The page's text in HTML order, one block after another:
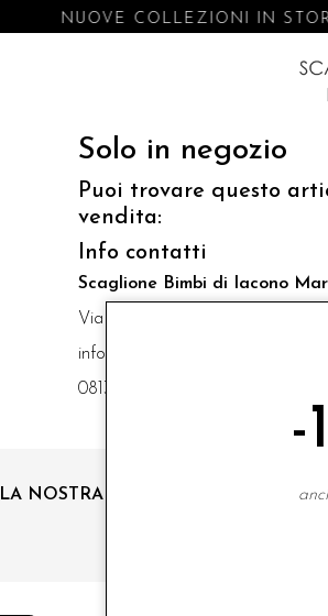
NUOVE COLLEZIONI IN
Solo in negozio
Puoi trovare questo
vendita:
Info contatti
Scaglione Bimbi di Iacono
Via Luigi Mazzella,73 80077 Ischia
info@scaglionebimbi.com
0813331162
NOSTRA NEWSLETTER
-